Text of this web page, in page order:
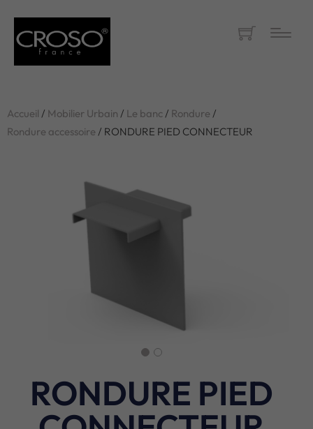
Accueil / Mobilier Urbain / Le banc / Rondure /
Rondure accessoire / RONDURE PIED CONNECTEUR
RONDURE PIED